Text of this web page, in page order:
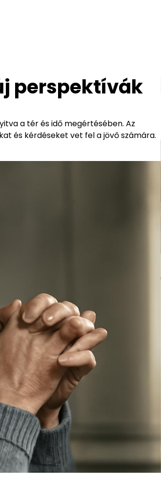
perspektívák
a tér és idő megértésében. Az
és kérdéseket vet fel a jövő számára.